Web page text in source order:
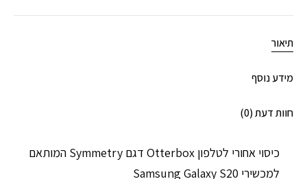
תיאור
מידע נוסף
חוות דעת (0)
כיסוי אחורי לטלפון Otterbox דגם Symmetry המותאם
למכשירי Samsung Galaxy S20